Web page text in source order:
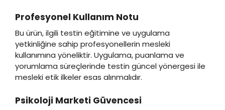
Profesyonel Kullanım Notu
Bu ürün, ilgili testin eğitimine ve uygulama
yetkinliğine sahip profesyonellerin mesleki
kullanımına yöneliktir. Uygulama, puanlama ve
yorumlama süreçlerinde testin güncel yönergesi ile
mesleki etik ilkeler esas alınmalıdır.
Psikoloji Marketi Güvencesi